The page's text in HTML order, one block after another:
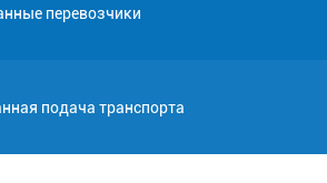
перевозчики
подача транспорта